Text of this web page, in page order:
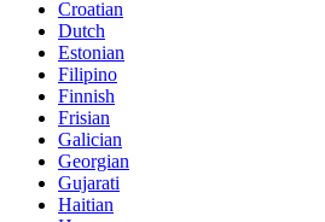
Croatian
Dutch
Estonian
Filipino
Finnish
Frisian
Galician
Georgian
Gujarati
Haitian